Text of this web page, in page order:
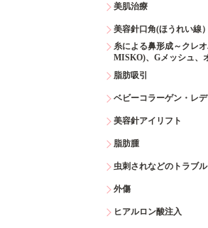
美肌治療
美容針口角(ほうれい線
糸による鼻形成～クレ
MISKO)、Gメッシュ、
脂肪吸引
ベビーコラーゲン・レ
美容針アイリフト
脂肪腫
虫刺されなどのトラブル
外傷
ヒアルロン酸注入